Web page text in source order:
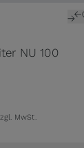
NU 100
on the
MwSt.